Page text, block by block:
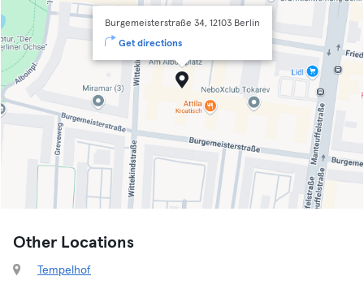
Burgemeisterstraße 34, 12103 Berlin
Get directions
Other Locations
Tempelhof